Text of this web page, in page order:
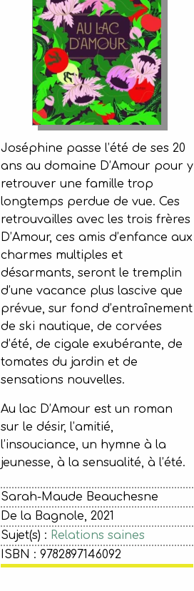
Joséphine passe l’été de ses 20
ans au domaine D’Amour pour y
retrouver une famille trop
longtemps perdue de vue. Ces
retrouvailles avec les trois frères
D’Amour, ces amis d’enfance aux
charmes multiples et
désarmants, seront le tremplin
d’une vacance plus lascive que
prévue, sur fond d’entraînement
de ski nautique, de corvées
d’été, de cigale exubérante, de
tomates du jardin et de
sensations nouvelles.
Au lac D’Amour est un roman
sur le désir, l’amitié,
l’insouciance, un hymne à la
jeunesse, à la sensualité, à l’été.
Sarah-Maude Beauchesne
De la Bagnole, 2021
Sujet(s) : Relations saines
ISBN : 9782897146092